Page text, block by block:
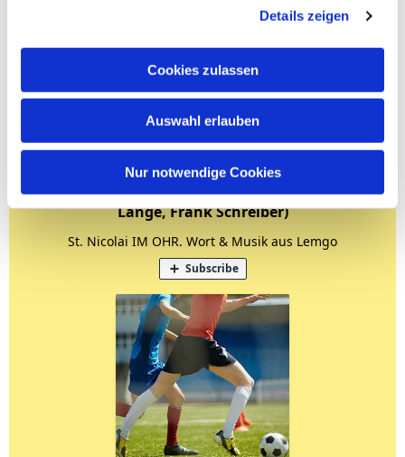
Details zeigen
Cookies zulassen
Auswahl erlauben
Nur notwendige Cookies